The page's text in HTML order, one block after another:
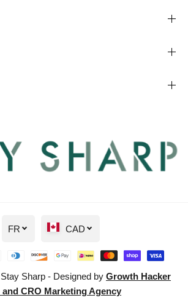
Sharp - Designed by Growth Hacker
and CRO Marketing Agency
FR CAD